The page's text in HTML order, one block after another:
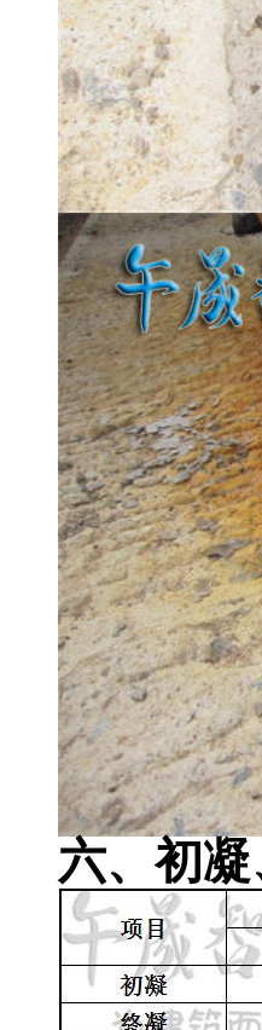
六、初